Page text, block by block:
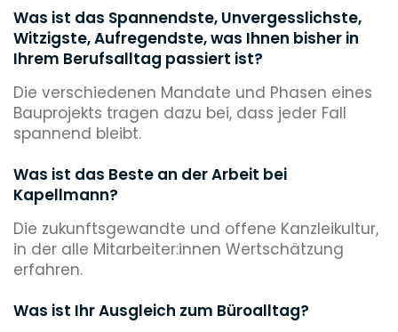
Was ist das Spannendste, Unvergesslichste,
Witzigste, Aufregendste, was Ihnen bisher in
Ihrem Berufsalltag passiert ist?
Die verschiedenen Mandate und Phasen eines
Bauprojekts tragen dazu bei, dass jeder Fall
spannend bleibt.
Was ist das Beste an der Arbeit bei
Kapellmann?
Die zukunftsgewandte und offene Kanzleikultur,
in der alle Mitarbeiter:innen Wertschätzung
erfahren.
Was ist Ihr Ausgleich zum Büroalltag?